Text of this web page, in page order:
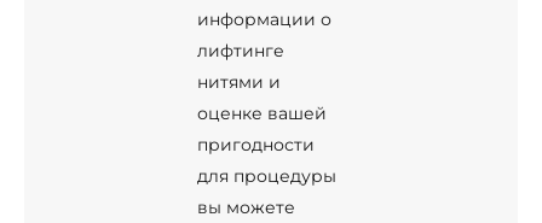
информации о
лифтинге
нитями и
оценке вашей
пригодности
для процедуры
вы можете